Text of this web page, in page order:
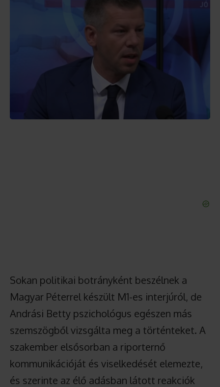
Sokan politikai botrányként beszélnek a
Magyar Péterrel készült M1-es interjúról, de
Andrási Betty pszichológus egészen más
szemszögből vizsgálta meg a történteket. A
szakember elsősorban a riporternő
kommunikációját és viselkedését elemezte,
és szerinte az élő adásban látott reakciók